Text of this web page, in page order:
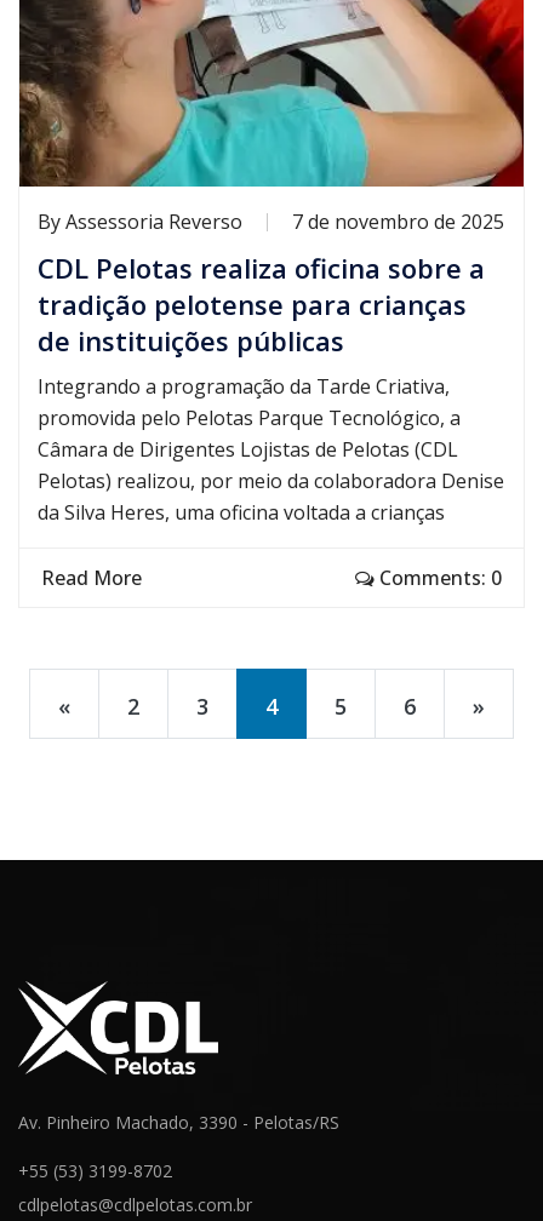
ByAssessoria Reverso 7 de novembro de 2025
CDL Pelotas realiza oficina sobre a
tradição pelotense para crianças
de instituições públicas
Integrando a programação da Tarde Criativa,
promovida pelo Pelotas Parque Tecnológico, a
Câmara de Dirigentes Lojistas de Pelotas (CDL
Pelotas) realizou, por meio da colaboradora Denise
da Silva Heres, uma oficina voltada a crianças
Read More Comments: 0
« 2 3 4 5 6 »
Av. Pinheiro Machado, 3390 - Pelotas/RS
+55 (53) 3199-8702
cdlpelotas@cdlpelotas.com.br